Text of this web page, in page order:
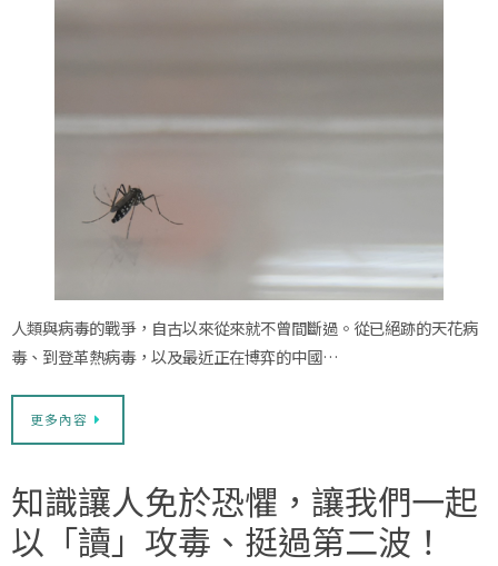
人類與病毒的戰爭，自古以來從來就不曾間斷過。從已絕跡的天花病
毒、到登革熱病毒，以及最近正在博弈的中國…
更多內容
知識讓人免於恐懼，讓我們一起
以「讀」攻毒、挺過第二波！